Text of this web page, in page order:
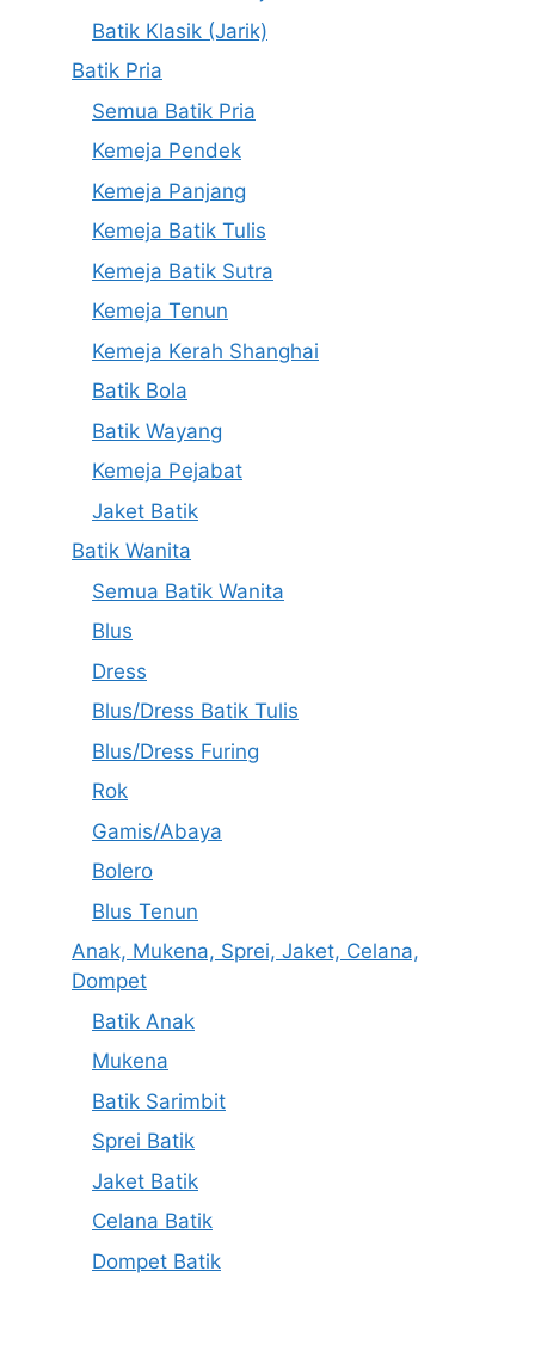
Batik Klasik (Jarik)
Batik Pria
Semua Batik Pria
Kemeja Pendek
Kemeja Panjang
Kemeja Batik Tulis
Kemeja Batik Sutra
Kemeja Tenun
Kemeja Kerah Shanghai
Batik Bola
Batik Wayang
Kemeja Pejabat
Jaket Batik
Batik Wanita
Semua Batik Wanita
Blus
Dress
Blus/Dress Batik Tulis
Blus/Dress Furing
Rok
Gamis/Abaya
Bolero
Blus Tenun
Anak, Mukena, Sprei, Jaket, Celana,
Dompet
Batik Anak
Mukena
Batik Sarimbit
Sprei Batik
Jaket Batik
Celana Batik
Dompet Batik